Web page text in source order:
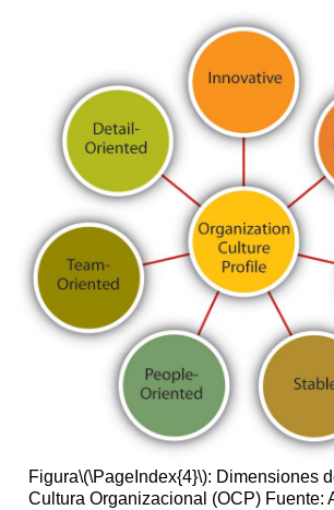
Figura\(\PageIndex{4}\): Dimensiones
Cultura Organizacional (OCP) Fuente: